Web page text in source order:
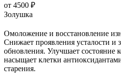
от 4500 ₽
Золушка
Омоложение и восстановление
Снижает проявления усталости и
обновления. Улучшает состояние
насыщает клетки
старения.